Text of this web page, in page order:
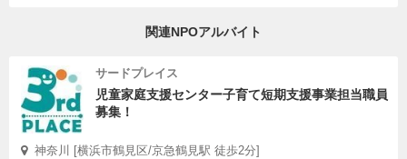
関連NPOアルバイト
サードプレイス
児童家庭支援センター子育て短期支援事業担当職員
募集！
神奈川 [横浜市鶴見区/京急鶴見駅 徒歩2分]